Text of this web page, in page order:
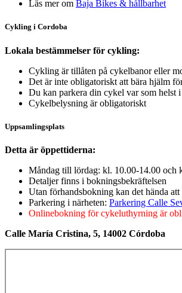
Läs mer om Baja Bikes & hållbarhet
Cykling i Cordoba
Lokala bestämmelser för cykling:
Cykling är tillåten på cykelbanor eller
Det är inte obligatoriskt att bära hjälm
Du kan parkera din cykel var som helst
Cykelbelysning är obligatoriskt
Uppsamlingsplats
Detta är öppettiderna:
Måndag till lördag: kl. 10.00-14.00 och
Detaljer finns i bokningsbekräftelsen
Utan förhandsbokning kan det hända
Parkering i närheten: Parkering Calle
Onlinebokning för cykeluthyrning är
Calle María Cristina, 5, 14002 Córdoba